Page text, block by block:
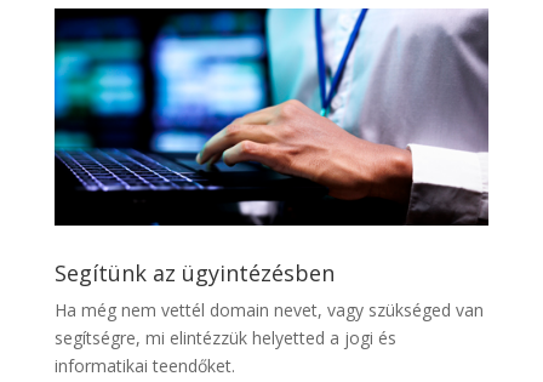
Segítünk az ügyintézésben
Ha még nem vettél domain nevet, vagy szükséged van
segítségre, mi elintézzük helyetted a jogi és
informatikai teendőket.